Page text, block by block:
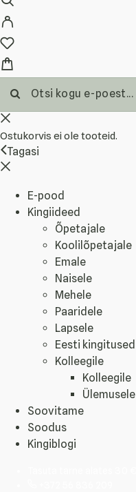
Ostukorvis ei ole tooteid.
Tagasi
E-pood
Kingiideed
Õpetajale
Koolilõpetajale
Emale
Naisele
Mehele
Paaridele
Lapsele
Eesti kingitused
Kolleegile
Kolleegile
Ülemusele
Soovitame
Soodus
Kingiblogi